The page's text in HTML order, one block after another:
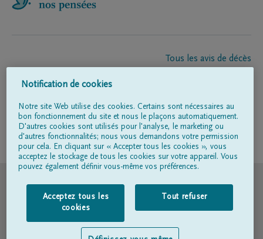
Tous les avis de décès
Entrepreneur de pompes funèbres
Suivez-nous sur
Conditions d'utilisation
Déclaration relative à la vie privée
Notification de cookies
Notre site Web utilise des cookies. Certains sont nécessaires au
bon fonctionnement du site et nous le plaçons automatiquement.
D'autres cookies sont utilisés pour l'analyse, le marketing ou
d'autres fonctionnalités; nous vous demandons votre permission
pour cela. En cliquant sur « Accepter tous les cookies », vous
acceptez le stockage de tous les cookies sur votre appareil. Vous
pouvez également définir vous-même vos préférences.
Acceptez tous les
cookies
Tout refuser